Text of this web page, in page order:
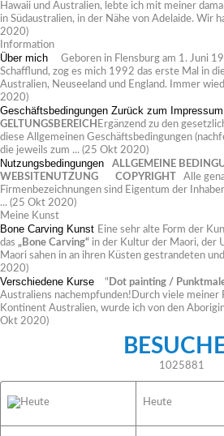
Hawaii und Australien, lebte ich mit meiner
in Südaustralien, in der Nähe von Adelaide. Wir
2020)
Information
Über mich
Geboren in Flensburg am 1. Juni
Schafflund, zog es mich 1992 das erste Mal in
Australien, Neuseeland und England. Immer
2020)
Geschäftsbedingungen Zurück zum Impressum
GELTUNGSBEREICH Ergänzend zu den
diese Allgemeinen Geschäftsbedingungen
die jeweils zum ... (25 Okt 2020)
Nutzungsbedingungen
ALLGEMEINE
WEBSITENUTZUNG
COPYRIGHT
Alle
Firmenbezeichnungen sind Eigentum der
... (25 Okt 2020)
Meine Kunst
Bone Carving Kunst Eine sehr alte Form der
das „Bone Carving“ in der Kultur der Maori, der
Maori sahen in an ihren Küsten gestrandeten
2020)
Verschiedene Kurse " Dot painting /
Australiens nachempfunden!Durch viele meiner
Kontinent Australien, wurde ich von den
Okt 2020)
1025881
Heute